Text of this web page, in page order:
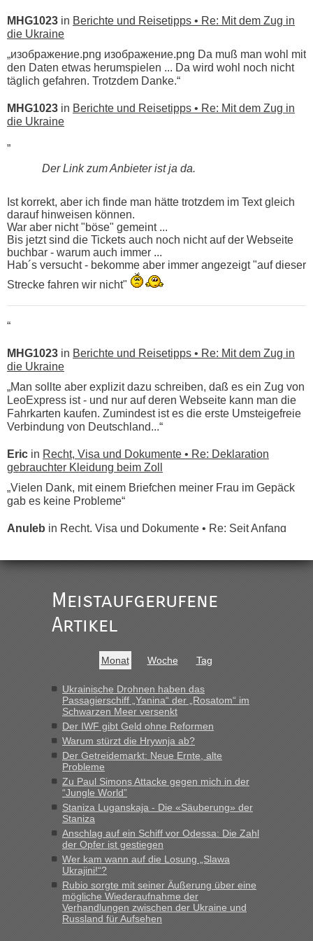
MHG1023 in Berichte und Reisetipps • Re: Mit dem Zug in
die Ukraine
„изображение.png изображение.png Da muß man wohl mit
den Daten etwas herumspielen ... Da wird wohl noch nicht
täglich gefahren. Trotzdem Danke.“
MHG1023 in Berichte und Reisetipps • Re: Mit dem Zug in
die Ukraine
„
Der Link zum Anbieter ist ja da.
Ist korrekt, aber ich finde man hätte trotzdem im Text gleich
darauf hinweisen können.
War aber nicht "böse" gemeint ...
Bis jetzt sind die Tickets auch noch nicht auf der Webseite
buchbar - warum auch immer ...
Hab´s versucht - bekomme aber immer angezeigt "auf dieser
Strecke fahren wir nicht"
“
MHG1023 in Berichte und Reisetipps • Re: Mit dem Zug in
die Ukraine
„Man sollte aber explizit dazu schreiben, daß es ein Zug von
LeoExpress ist - und nur auf deren Webseite kann man die
Fahrkarten kaufen. Zumindest ist es die erste Umsteigefreie
Verbindung von Deutschland...“
Eric in Recht, Visa und Dokumente • Re: Deklaration
gebrauchter Kleidung beim Zoll
„Vielen Dank, mit einem Briefchen meiner Frau im Gepäck
gab es keine Probleme“
Anuleb in Recht, Visa und Dokumente • Re: Seit Anfang
Verdacht.“
inRecht, Visa und Dokumente • Re: Seit Anfang des
Milliarden aufgedeckt
und du nicht damit handeln willst. So lange das nicht
Originalverpackt ist und ersichlich das nicht neu sollte es
keine Probleme geben“
Recht, Visa und Dokumente • Deklaration
gebrauchter Kleidung beim Zoll
„Hallo Leute, ich weiß nicht, ob ich hier richtig bin mit meiner
Anfrage. Ich möchte 4 Umzugskartons mit gebrauchter
Straßen Kleidung bei der Einreise in die Ukraine
mitnehmen. Es ist gebrauchte Kleidung...“
Berichte und Reisetipps • Re: An welchem
Grenzübergang zwischen Polen und der Ukraine geht es am
schnellsten?
„Wir sind mit unserem Wohnmobil, wie geplant am Montag
15.6. in Krakovets rüber. Sehr zeitig los gegen 5 Uhr in der
Früh. Mit sehr sehr wenig Verkehr, super bis zur Grenze. Nur
Meistaufgerufene
Artikel
Monat Woche Tag
Ukrainische Drohnen haben das
Passagierschiff „Yanina“ der „Rosatom“ im
Schwarzen Meer versenkt
Der IWF gibt Geld ohne Reformen
Warum stürzt die Hrywnja ab?
Der Getreidemarkt: Neue Ernte, alte
Probleme
Zu Paul Simons Attacke gegen mich in der
“Jungle World”
Staniza Luganskaja - Die «Säuberung» der
Staniza
Anschlag auf ein Schiff vor Odessa: Die Zahl
der Opfer ist gestiegen
Wer kam wann auf die Losung „Slawa
Ukrajini!“?
Rubio sorgte mit seiner Äußerung über eine
mögliche Wiederaufnahme der
Verhandlungen zwischen der Ukraine und
Russland für Aufsehen